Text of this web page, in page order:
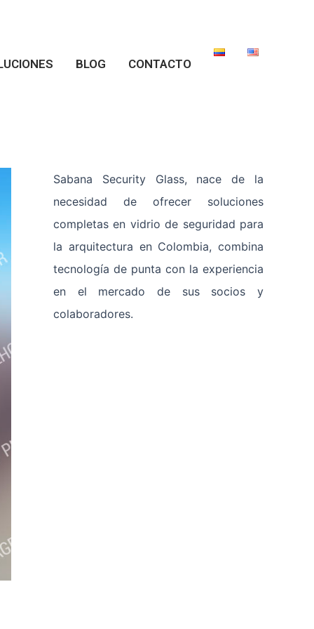
BLOG CONTACTO
Sabana Security Glass, nace de la
necesidad de ofrecer soluciones
completas en vidrio de seguridad para
la arquitectura en Colombia, combina
tecnología de punta con la experiencia
en el mercado de sus socios y
colaboradores.